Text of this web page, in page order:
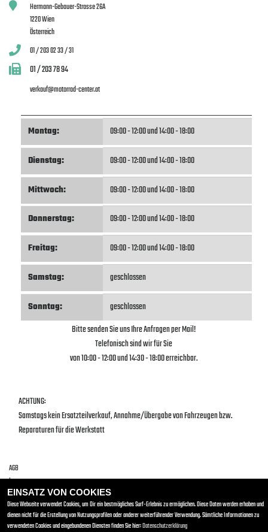
Hermann-Gebauer-Strasse 26A
1220 Wien
Österreich
01 / 203 02 33 / 31
01 / 203 78 94
verkauf@motorrad-center.at
Montag: 09:00 - 12:00 und 14:00 - 18:00
Dienstag: 09:00 - 12:00 und 14:00 - 18:00
Mittwoch: 09:00 - 12:00 und 14:00 - 18:00
Donnerstag: 09:00 - 12:00 und 14:00 - 18:00
Freitag: 09:00 - 12:00 und 14:00 - 18:00
Samstag: geschlossen
Sonntag:
geschlossen
Bitte senden Sie uns Ihre Anfragen per Mail!
Telefonisch sind wir für Sie
von 10:00 - 12:00 und 14:30 - 18:00 erreichbar.
ACHTUNG:
Samstags kein Ersatzteilverkauf, Annahme/Übergabe von Fahrzeugen bzw.
Reparaturen für die Werkstatt
AGB
Impressum
Datenschutz
Disclaimer
EINSATZ VON COOKIES
Diese Webseite verwendet Cookies, um Dir ein bestmögliches Surf-Erlebnis zu ermöglichen. Diese Daten werden erhoben und
dienen nicht für die Erstellung von Nutzungsprofilen oder anderer weiterführender Verwendung. Sämtliche Informationen zu
verwendeten Cookies und eingebundenen Diensten finden Sie hier:Datenschutzerklärung